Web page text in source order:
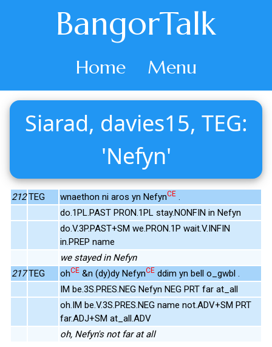
BangorTalk
Home Menu
Siarad, davies15, TEG:
'Nefyn'
212 TEG wnaethon ni aros yn NefynCE .
do.1PL.PAST PRON.1PL stay.NONFIN in Nefyn
do.V.3P.PAST+SM we.PRON.1P wait.V.INFIN
in.PREP name
we stayed in Nefyn
217 TEG ohCE &n (dy)dy NefynCE ddim yn bell o_gwbl .
IM be.3S.PRES.NEG Nefyn NEG PRT far at_all
oh.IM be.V.3S.PRES.NEG name not.ADV+SM PRT
far.ADJ+SM at_all.ADV
oh, Nefyn's not far at all